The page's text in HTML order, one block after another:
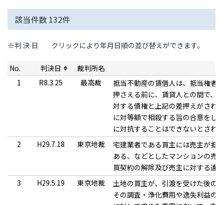
該当件数 132件
※判 決 日 クリックにより年月日順の並び替えができます。
No. 判決日 裁判所名
1
R8.3.25 最高裁
抵当不動産の賃借人は、抵当権者
押さえる前に、賃貸人との間で、
対する債権と上記の差押えがされ
に対等額で相殺する旨の合意をし
に対抗することはできないとされ
2
H29.7.18 東京地裁
宅建業者である買主には売主が抵
ある、などとしたマンションの売
買契約の解除及び売主に対する違
3
H29.5.19 東京地裁
土地の買主が、引渡を受けた後の
その調査・浄化費用や逸失利益の